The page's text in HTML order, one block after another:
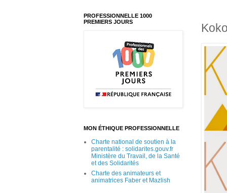
PROFESSIONNELLE 1000
PREMIERS JOURS
MON ÉTHIQUE PROFESSIONNELLE
Charte national de soutien à la
parentalité : solidarites.gouv.fr
Ministère du Travail, de la Santé
et des Solidarités
Charte des animateurs et
animatrices Faber et Mazlish